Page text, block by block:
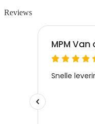
Reviews